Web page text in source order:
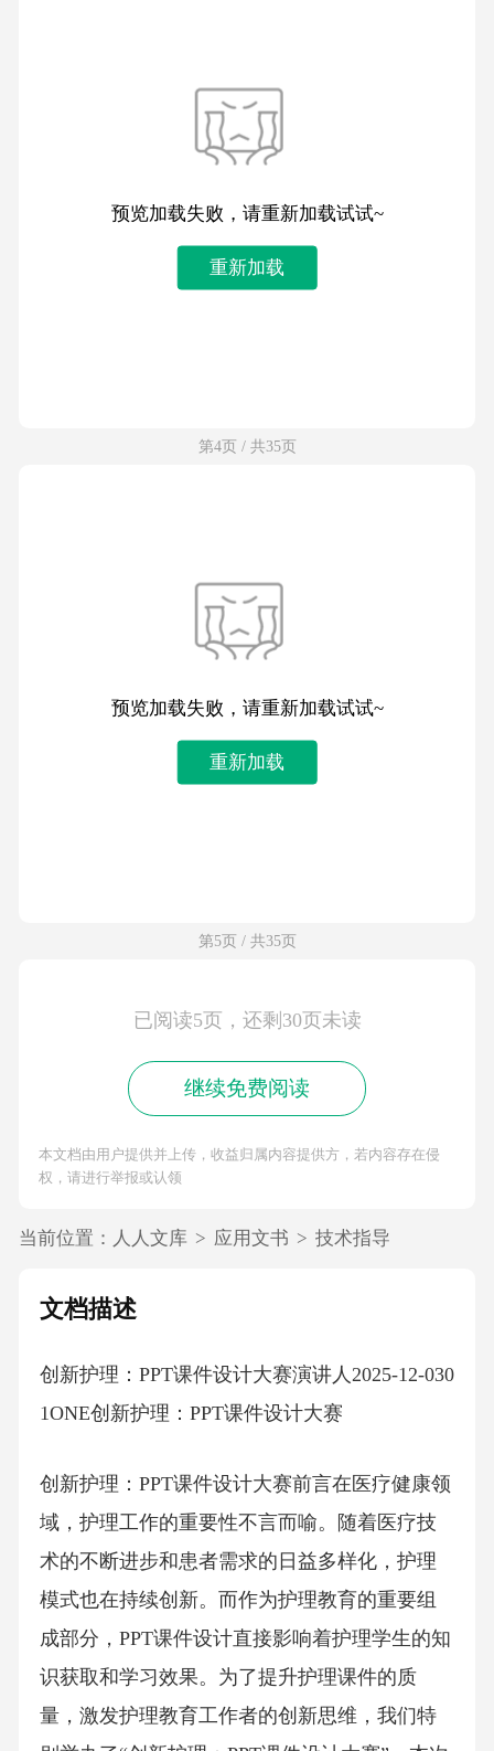
预览加载失败，请重新加载试试~
重新加载
第4页 / 共35页
预览加载失败，请重新加载试试~
重新加载
第5页 / 共35页
已阅读5页，还剩30页未读
继续免费阅读
本文档由用户提供并上传，收益归属内容提供方，若内容存在侵
权，请进行举报或认领
当前位置： 人人文库 > 应用文书 > 技术指导
文档描述
创新护理：PPT课件设计大赛演讲人2025-12-030
1ONE创新护理：PPT课件设计大赛
创新护理：PPT课件设计大赛前言在医疗健康领
域，护理工作的重要性不言而喻。随着医疗技
术的不断进步和患者需求的日益多样化，护理
模式也在持续创新。而作为护理教育的重要组
成部分，PPT课件设计直接影响着护理学生的知
识获取和学习效果。为了提升护理课件的质
量，激发护理教育工作者的创新思维，我们特